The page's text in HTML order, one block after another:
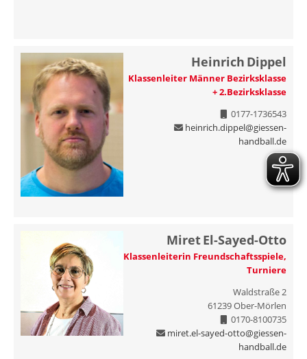
Heinrich Dippel
Klassenleiter Männer Bezirksklasse
+ 2.Bezirksklasse
0177-1736543
heinrich.dippel@giessen-
handball.de
MiretEl-Sayed-Otto
Klassenleiterin Freundschaftsspiele,
Turniere
Waldstraße 2
61239Ober-Mörlen
0170-8100735
miret.el-sayed-otto@giessen-
handball.de